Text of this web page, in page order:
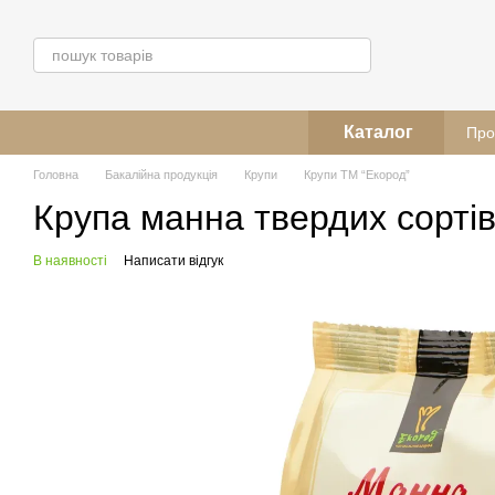
Каталог
Головна Бакалійна продукція Крупи Крупи ТМ “Екород”
Крупа манна твердих
В наявності Написати відгук